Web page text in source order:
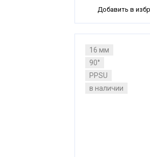
Добавить в
16 мм
90°
PPSU
в наличии